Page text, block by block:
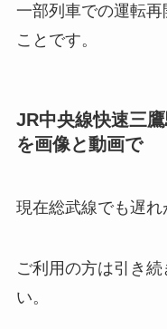
一部列車での運転
ことです。
JR中央線快速三
を画像と動画で
現在総武線でも遅れ
ご利用の方は引き
い。